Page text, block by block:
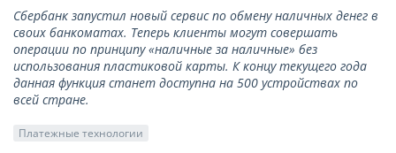
Сбербанк запустил новый сервис по обмену наличных денег в
своих банкоматах. Теперь клиенты могут совершать
операции по принципу «наличные за наличные» без
использования пластиковой карты. К концу текущего года
данная функция станет доступна на 500 устройствах по
всей стране.
Платежные технологии